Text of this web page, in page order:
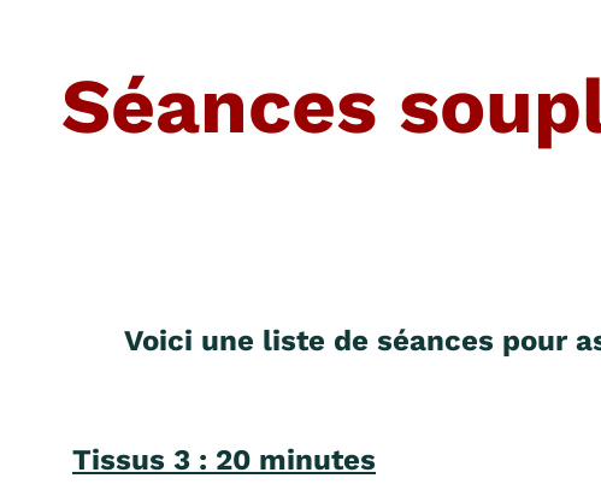
Séances
Voici une liste de séances pour
Tissus 3 : 20 minutes